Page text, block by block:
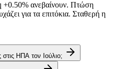
+0.50% ανεβαίνουν. Πτώση
για τα επιτόκια. Σταθερή η
στις ΗΠΑ τον Ιούλιο;